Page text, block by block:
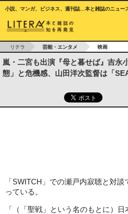
小説、マンガ、ビジネス、週刊誌…本と雑誌のニュー
リテラ 芸能・エンタメ 映画
嵐・二宮も出演『母と暮せば』吉永
態」と危機感、山田洋次監督は「
「SWITCH」での瀬戸内寂聴と対
っている。
「（「聖戦」という名のもとに）